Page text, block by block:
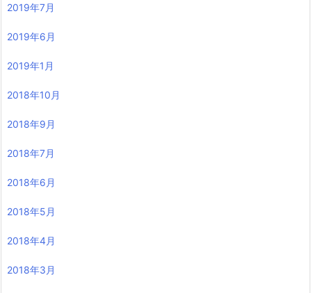
2019年7月
2019年6月
2019年1月
2018年10月
2018年9月
2018年7月
2018年6月
2018年5月
2018年4月
2018年3月